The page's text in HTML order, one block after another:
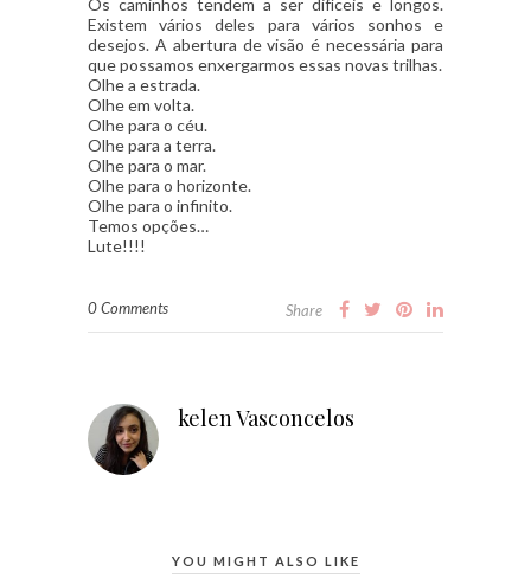
Os caminhos tendem a ser difíceis e longos.
Existem vários deles para vários sonhos e
desejos. A abertura de visão é necessária para
que possamos enxergarmos essas novas trilhas.
Olhe a estrada.
Olhe em volta.
Olhe para o céu.
Olhe para a terra.
Olhe para o mar.
Olhe para o horizonte.
Olhe para o infinito.
Temos opções…
Lute!!!!
0 Comments Share
kelen Vasconcelos
YOU MIGHT ALSO LIKE